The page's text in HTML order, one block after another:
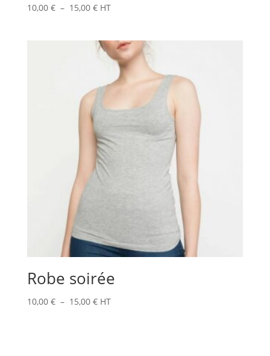
10,00 € – 15,00 €Plage
prix :
10,00 €
15,00 €
HT
Robe soirée
10,00 € – 15,00 €Plage
HT